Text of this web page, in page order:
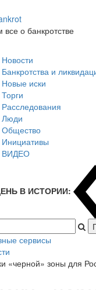
все о банкротстве
Новости
Банкротства и
Новые иски
Торги
Расследования
Люди
Общество
Инициативы
ВИДЕО
В ИСТОРИИ:
сервисы
«черной» зоны для